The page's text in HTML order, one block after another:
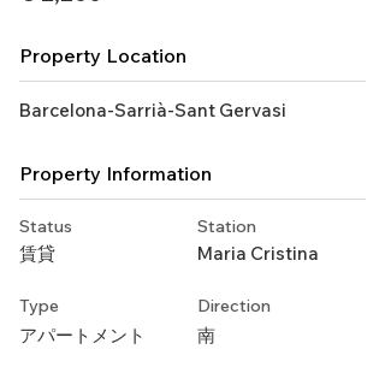
Property Location
Barcelona-Sarrià-Sant Gervasi
Property Information
Status
賃貸
Station
Maria Cristina
Type
アパートメント
Direction
南